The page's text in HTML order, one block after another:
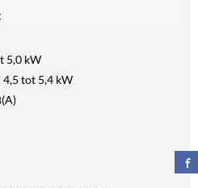
5,0 kW
tot 5,4 kW